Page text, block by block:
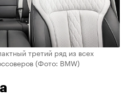
третий ряд из всех
(Фото: BMW)